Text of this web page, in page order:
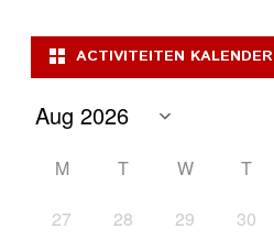
ACTIVITEITEN KALENDER
M T W T
27
28 29 30